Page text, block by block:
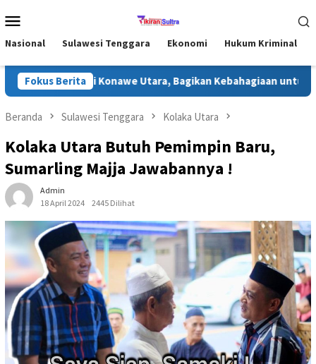
ke
Mobile
Nasional Sulawesi Tenggara Ekonomi Hukum Kriminal
Fokus Beritadi Konawe Utara, Bagikan Kebahagiaan untuk
Beranda Sulawesi Tenggara Kolaka Utara
Kolaka Utara Butuh Pemimpin Baru,
Sumarling Majja Jawabannya !
Admin
18 April 2024
2445 Dilihat